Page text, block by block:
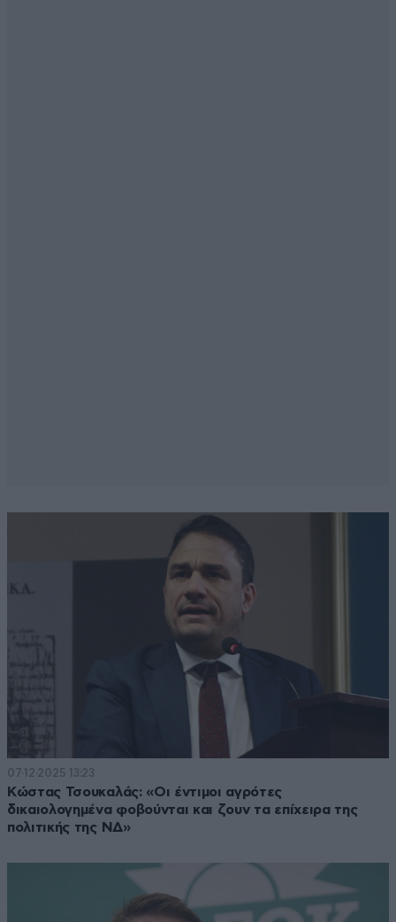
07·12·2025 13:23
Κώστας Τσουκαλάς: «Οι έντιμοι αγρότες
δικαιολογημένα φοβούνται και ζουν τα επίχειρα της
πολιτικής της ΝΔ»